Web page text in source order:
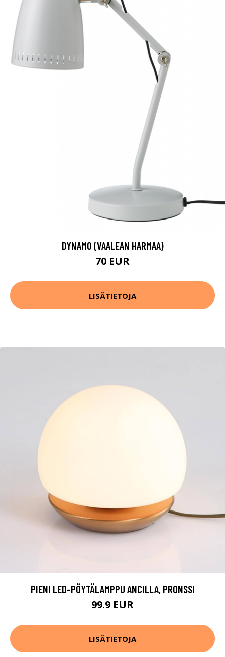
DYNAMO (VAALEAN HARMAA)
70 EUR
LISÄTIETOJA
PIENI LED-PÖYTÄLAMPPU ANCILLA, PRONSSI
99.9 EUR
LISÄTIETOJA